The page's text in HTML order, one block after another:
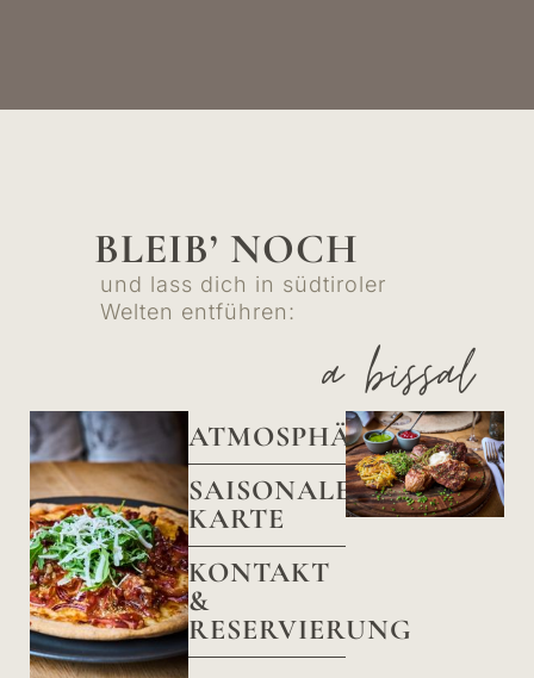
BLEIB’ NOCH
und lass dich in südtiroler
Welten entführen:
a bissal
ATMOSPHÄRE
SAISONALE
KARTE
KONTAKT
&
RESERVIERUNG